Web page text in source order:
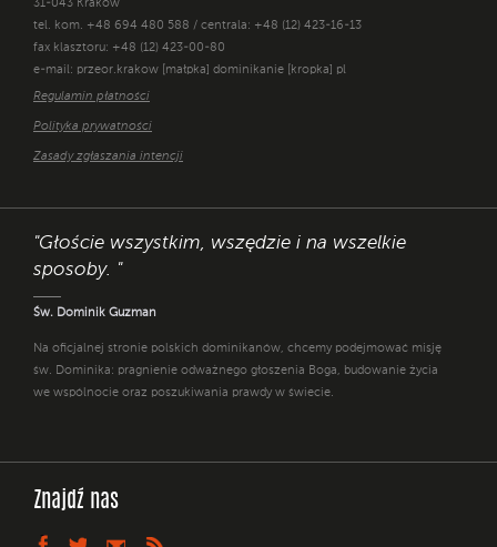
31-043 Kraków
tel. kom. +48 694 480 588 / centrala: +48 (12) 423-16-13
fax klasztoru: +48 (12) 423-00-80
e-mail: przeor.krakow [małpka] dominikanie [kropka] pl
Regulamin płatności
Polityka prywatności
Zasady zgłaszania intencji
"Głoście wszystkim, wszędzie i na wszelkie
sposoby. "
Św. Dominik Guzman
Na oficjalnej stronie polskich dominikanów, chcemy podejmować misję
św. Dominika: pragnienie odważnego głoszenia Boga, budowanie życia
we wspólnocie oraz poszukiwania prawdy w świecie.
Znajdź nas